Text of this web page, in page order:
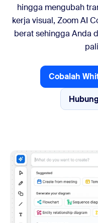
hingga mengubah
kerja visual, Zoom AI
berat sehingga Anda
Cobalah